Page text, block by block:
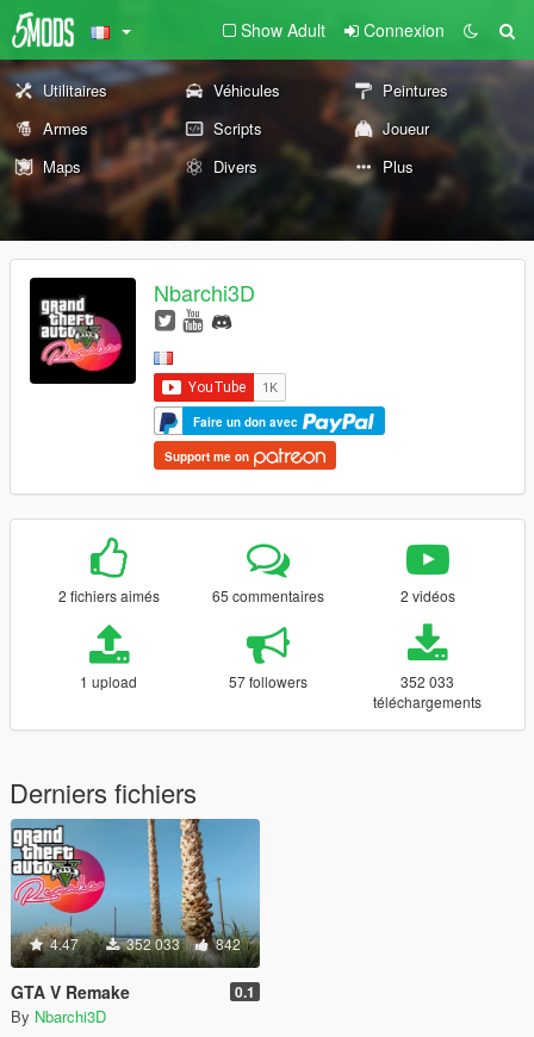
Show Adult Connexion
Utilitaires Véhicules
Peintures
Armes
Scripts
Joueur
Maps
Divers Plus
Nbarchi3D
Faire un don avec
Support me on
2 fichiers aimés 65 commentaires 2 vidéos
1 upload 57 followers
352 033
téléchargements
Derniers fichiers
4.47 352 033 842
GTA V Remake 0.1
By Nbarchi3D